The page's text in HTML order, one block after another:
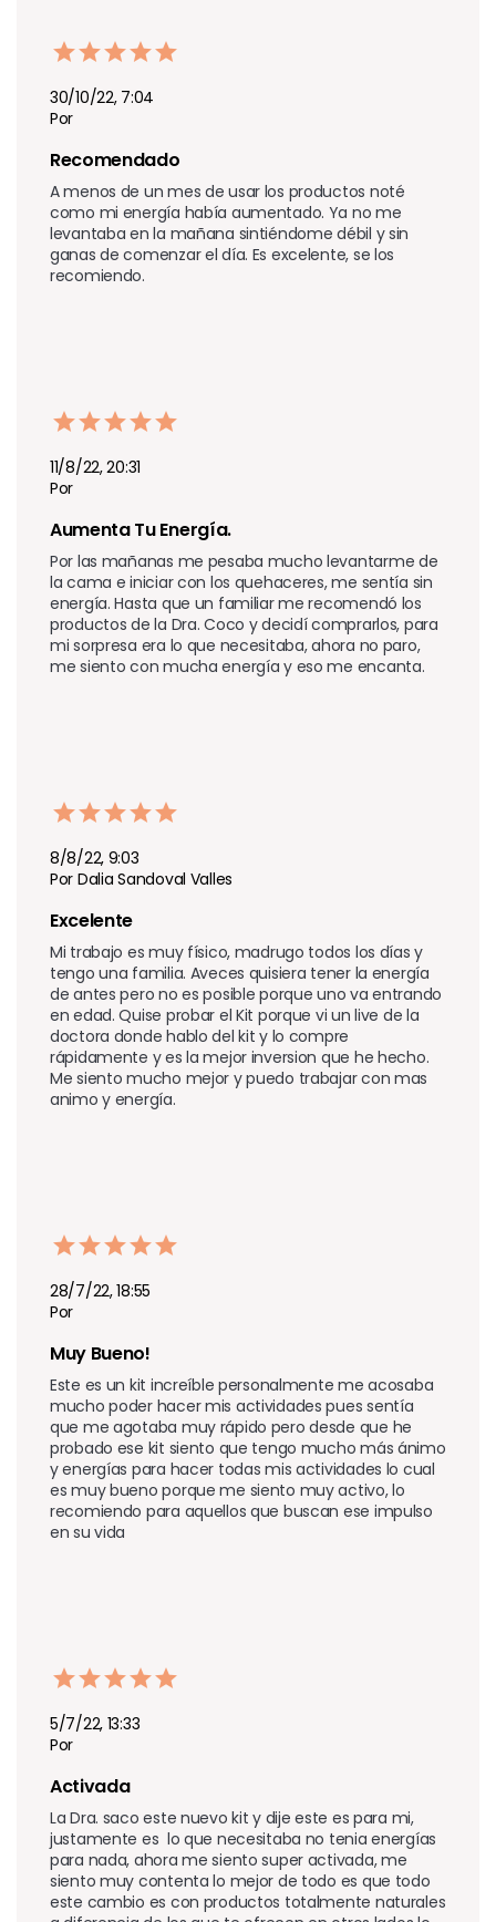
30/10/22, 7:04
Por
Recomendado
A menos de un mes de usar los productos noté
como mi energía había aumentado. Ya no me
levantaba en la mañana sintiéndome débil y sin
ganas de comenzar el día. Es excelente, se los
recomiendo.
11/8/22, 20:31
Por
Aumenta Tu Energía.
Por las mañanas me pesaba mucho levantarme de
la cama e iniciar con los quehaceres, me sentía sin
energía. Hasta que un familiar me recomendó los
productos de la Dra. Coco y decidí comprarlos, para
mi sorpresa era lo que necesitaba, ahora no paro,
me siento con mucha energía y eso me encanta.
8/8/22, 9:03
Por Dalia Sandoval Valles
Excelente
Mi trabajo es muy físico, madrugo todos los días y
tengo una familia. Aveces quisiera tener la energía
de antes pero no es posible porque uno va entrando
en edad. Quise probar el Kit porque vi un live de la
doctora donde hablo del kit y lo compre
rápidamente y es la mejor inversion que he hecho.
Me siento mucho mejor y puedo trabajar con mas
animo y energía.
28/7/22, 18:55
Por
Muy Bueno!
Este es un kit increíble personalmente me acosaba
mucho poder hacer mis actividades pues sentía
que me agotaba muy rápido pero desde que he
probado ese kit siento que tengo mucho más ánimo
y energías para hacer todas mis actividades lo cual
es muy bueno porque me siento muy activo, lo
recomiendo para aquellos que buscan ese impulso
en su vida
5/7/22, 13:33
Por
Activada
La Dra. saco este nuevo kit y dije este es para mi,
justamente es  lo que necesitaba no tenia energías
para nada, ahora me siento super activada, me
siento muy contenta lo mejor de todo es que todo
este cambio es con productos totalmente naturales